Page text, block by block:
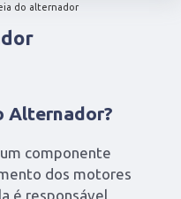
do alternador
Alternador?
componente
dos motores
é responsável